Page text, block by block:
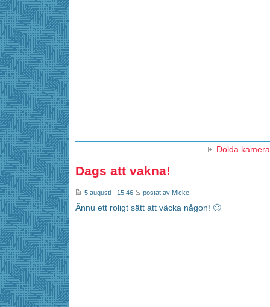
Dolda
Dags att vakna!
5 augusti - 15:46 postat av Micke
Ännu ett roligt sätt att väcka någon! 🙂